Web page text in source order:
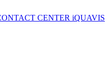
CENTER iQUAVIS